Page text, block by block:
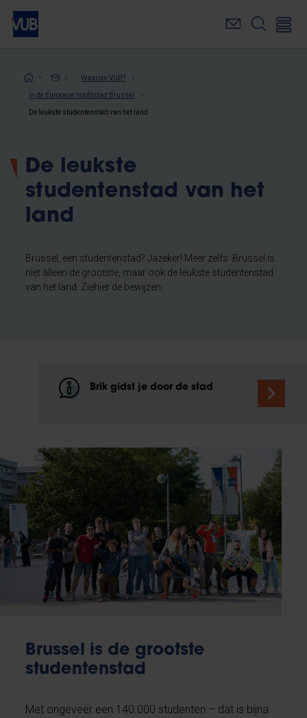
Overslaan
naar
inhoudKruimelpad
Waarom VUB?
In de Europese hoofdstad Brussel
De leukste studentenstad van het land
De leukste
studentenstad van het
land
Brussel, een studentenstad? Jazeker! Meer zelfs: Brussel is
niet alleen de grootste, maar ook de leukste studentenstad
van het land. Ziehier de bewijzen.
Brik gidst je door de stad
Brussel is de grootste
studentenstad
Met ongeveer een 140.000 studenten – dat is bijna